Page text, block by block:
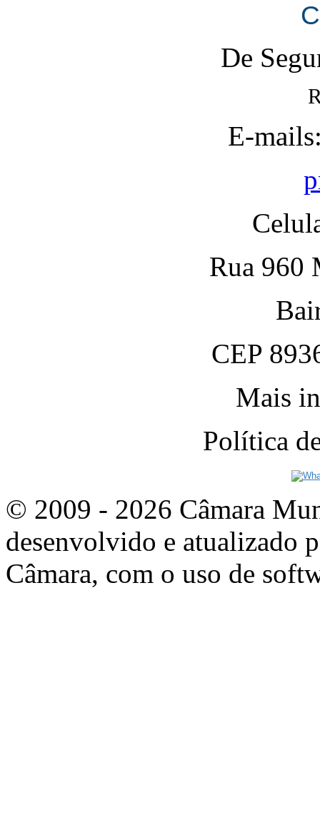
De
E-
Rua 960
CEP
Mais
Política
© 2009 - 2026 Câmara
desenvolvido e atualizado
Câmara, com o uso de